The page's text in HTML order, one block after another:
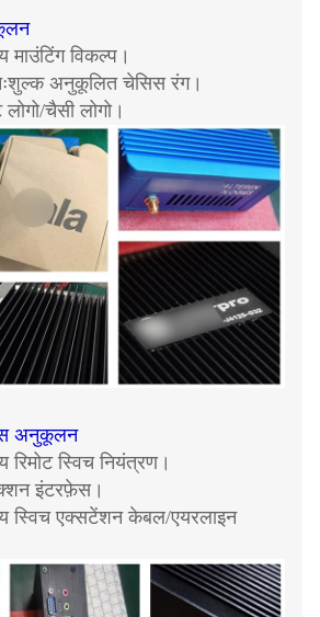
विकल्प।
अनुकूलित चेसिस रंग।
चैसी लोगो।
अनुकूलन
स्विच नियंत्रण।
इंटरफ़ेस।
स्विच एक्सटेंशन केबल/एयरलाइन